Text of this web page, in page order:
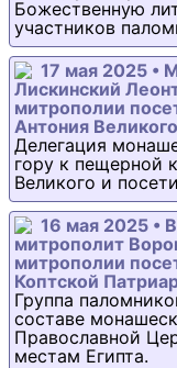
Божественную
участников
17 мая 2025 •
Лискинский
митрополии
Антония Великого
Делегация
гору к пещерной
Великого и
16 мая 2025 •
митрополит
митрополии
Коптской
Группа
составе
Православной
местам Египта.